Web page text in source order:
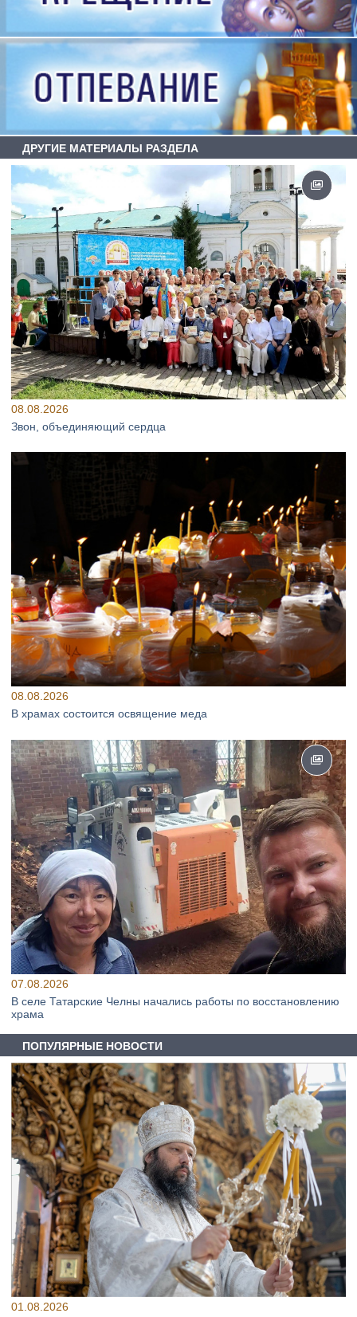
ДРУГИЕ МАТЕРИАЛЫ РАЗДЕЛА
08.08.2026
Звон, объединяющий сердца
08.08.2026
В храмах состоится освящение меда
07.08.2026
В селе Татарские Челны начались работы по восстановлению
храма
ПОПУЛЯРНЫЕ НОВОСТИ
01.08.2026